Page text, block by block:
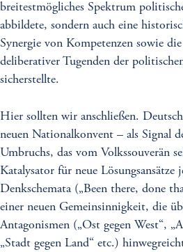
breitestmögliches Spektrum
abbildete, sondern auch eine
Synergie von Kompetenzen sowie
deliberativer Tugenden der
sicherstellte.
Hier sollten wir anschließen.
neuen Nationalkonvent – als Signal
Umbruchs, das vom Volkssouverän
Katalysator für neue Lösungsansätze
Denkschemata („Been there, done
einer neuen Gemeinsinnigkeit, die
Antagonismen („Ost gegen West“,
„Stadt gegen Land“ etc.)